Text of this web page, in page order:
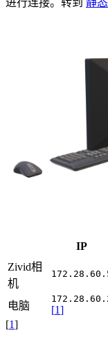
进行连接。转到 静
IP
Zivid相
机
电脑 [1]
[1]